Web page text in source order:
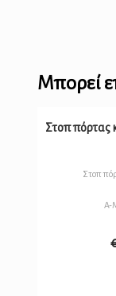
Μπορεί
Στοπ
Στοπ
A-